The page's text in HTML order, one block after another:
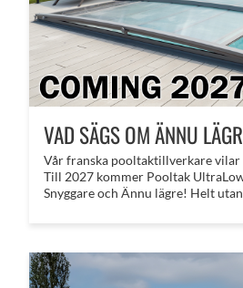
VAD SÄGS OM ÄNNU
​Vår franska pooltaktillverkare vilar
Till 2027 kommer Pooltak
Snyggare och Ännu lägre! Helt